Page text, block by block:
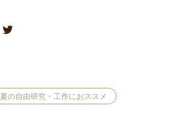
夏の自由研究・工作におススメ